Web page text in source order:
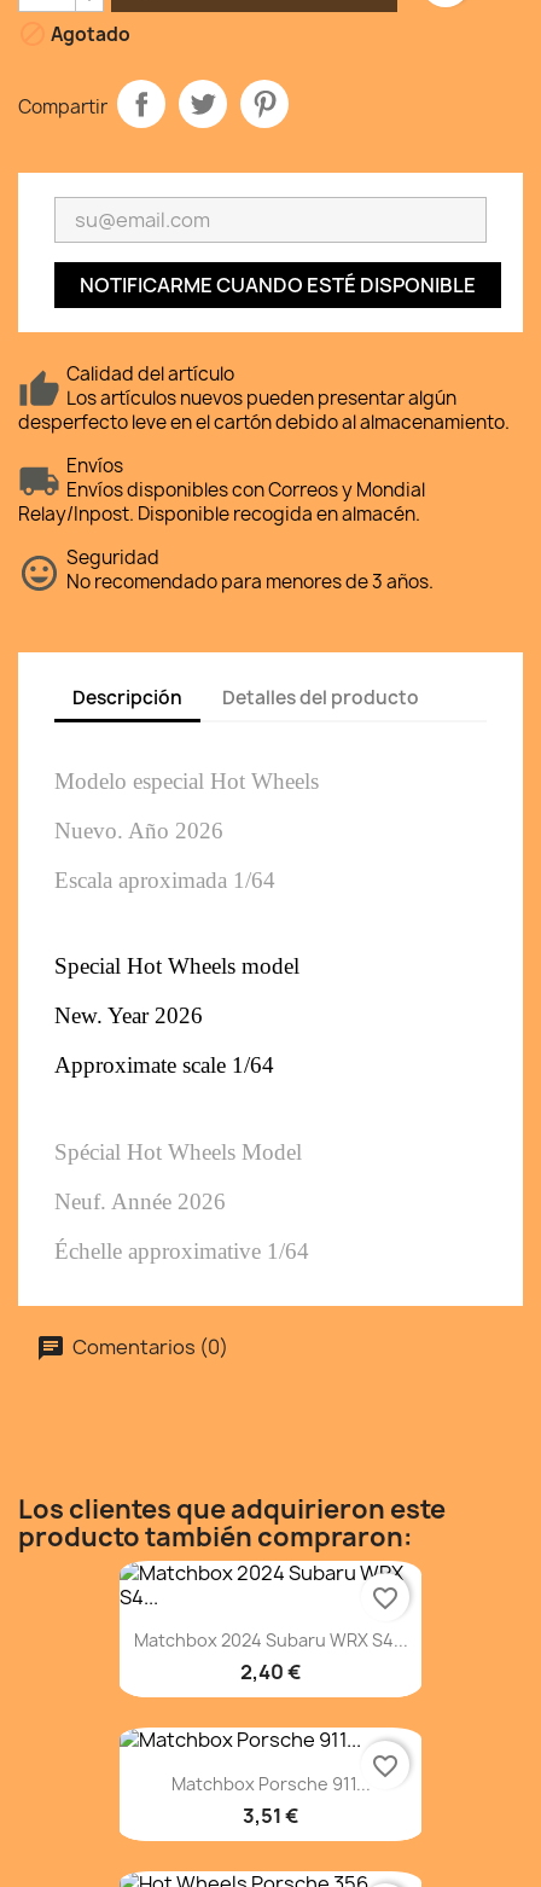
Agotado
Compartir
NOTIFICARME CUANDO ESTÉ DISPONIBLE
Calidad del artículo
Los artículos nuevos pueden presentar algún
desperfecto leve en el cartón debido al almacenamiento.
Envíos
Envíos disponibles con Correos y Mondial
Relay/Inpost. Disponible recogida en almacén.
Seguridad
No recomendado para menores de 3 años.
Descripción Detalles del producto
Modelo especial Hot Wheels
Nuevo. Año 2026
Escala aproximada 1/64
Special Hot Wheels model
New. Year 2026
Approximate scale 1/64
Spécial Hot Wheels Model
Neuf. Année 2026
Échelle approximative 1/64
Comentarios (0)
Los clientes que adquirieron este
producto también compraron:
Matchbox 2024 Subaru WRX S4...
2,40 €
favorite_border
Matchbox Porsche 911...
3,51 €
favorite_border